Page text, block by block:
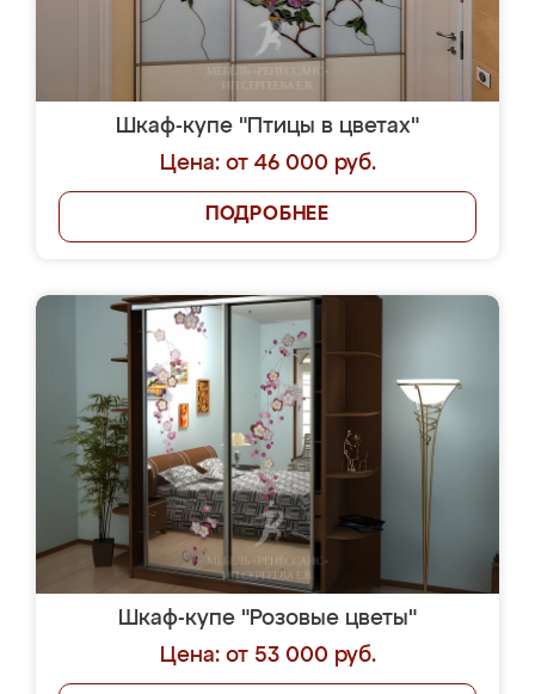
Шкаф-купе "Птицы в цветах"
Цена: от 46 000 руб.
ПОДРОБНЕЕ
Шкаф-купе "Розовые цветы"
Цена: от 53 000 руб.